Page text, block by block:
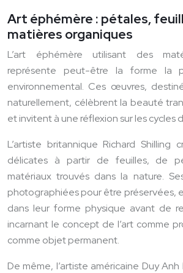
Art éphémère : pétales,
matières organiques
L’art éphémère utilisant des
représente peut-être la forme la
environnemental. Ces œuvres,
naturellement, célèbrent la beauté
et invitent à une réflexion sur les cycles
L’artiste britannique Richard Shilling
délicates à partir de feuilles, de
matériaux trouvés dans la nature.
photographiées pour être préservées,
dans leur forme physique avant de
incarnant le concept de l’art comme
comme objet permanent.
De même, l’artiste américaine Duy